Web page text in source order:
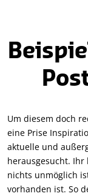
Um diesem doch
eine Prise
aktuelle und
herausgesucht. Ihr
nichts unmöglich
vorhanden ist. So